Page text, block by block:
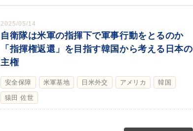
2025/05/14
自衛隊は米軍の指揮下で軍事行動をとるのか
「指揮権返還」を目指す韓国から考える日本の
主権
安全保障 米軍基地 日米外交 アメリカ 韓国
猿田 佐世